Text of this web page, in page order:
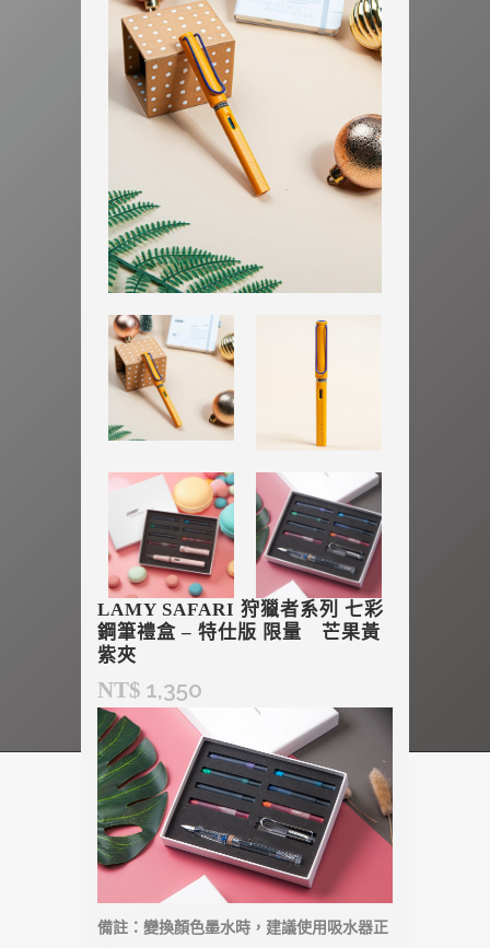
LAMY SAFARI 狩獵者系列 七彩
鋼筆禮盒 – 特仕版 限量 芒果黃
紫夾
NT$ 1,350
備註：變換顏色墨水時，建議使用吸水器正